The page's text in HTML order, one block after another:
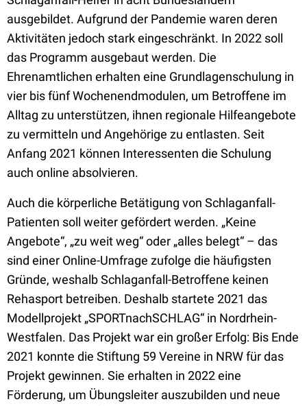
ausgebildet. Aufgrund der Pandemie waren deren
Aktivitäten jedoch stark eingeschränkt. In 2022 soll
das Programm ausgebaut werden. Die
Ehrenamtlichen erhalten eine Grundlagenschulung in
vier bis fünf Wochenendmodulen, um Betroffene im
Alltag zu unterstützen, ihnen regionale Hilfeangebote
zu vermitteln und Angehörige zu entlasten. Seit
Anfang 2021 können Interessenten die Schulung
auch online absolvieren.
Auch die körperliche Betätigung von Schlaganfall-
Patienten soll weiter gefördert werden. „Keine
Angebote“, „zu weit weg“ oder „alles belegt“ – das
sind einer Online-Umfrage zufolge die häufigsten
Gründe, weshalb Schlaganfall-Betroffene keinen
Rehasport betreiben. Deshalb startete 2021 das
Modellprojekt „SPORTnachSCHLAG“ in Nordrhein-
Westfalen. Das Projekt war ein großer Erfolg: Bis Ende
2021 konnte die Stiftung 59 Vereine in NRW für das
Projekt gewinnen. Sie erhalten in 2022 eine
Förderung, um Übungsleiter auszubilden und neue